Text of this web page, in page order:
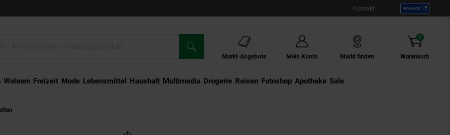
Kontakt
Markt-Angebote Mein Konto Markt finden Warenkorb
0
Artikel
Wohnen Freizeit Mode Lebensmittel Haushalt Multimedia Drogerie Externer Link:
Reisen Externer Link:
Fotoshop Externer Link:
Apotheke Sale